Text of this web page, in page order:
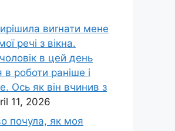
виrнати мене
речі з вікна.
в цей день
в роботи раніше і
Ось як він вчинив з
11, 2026
почула, як моя